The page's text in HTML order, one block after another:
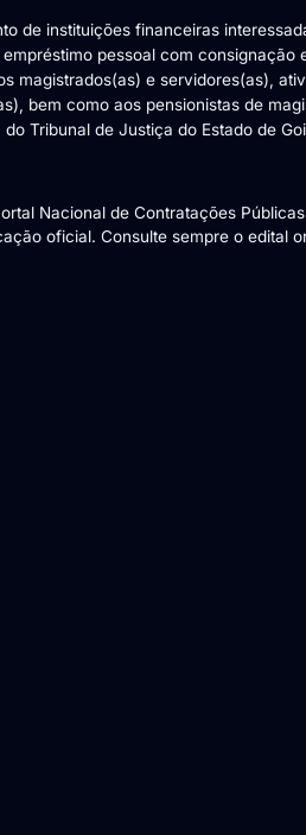
de Chamamento Público nº 04/2025
de instituições financeiras
pessoal com consignação
magistrados(as) e servidores(as),
bem como aos pensionistas de
Tribunal de Justiça do Estado de
Nacional de Contratações
oficial. Consulte sempre o edital